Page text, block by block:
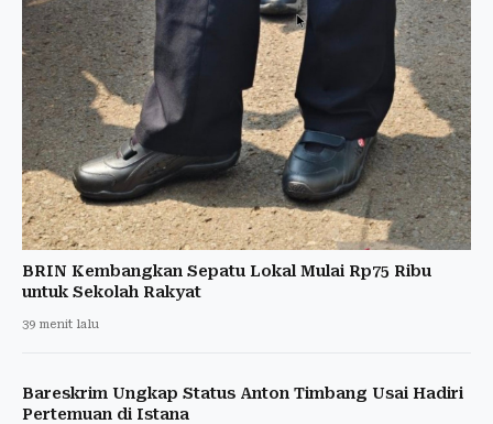
BRIN Kembangkan Sepatu Lokal Mulai Rp75 Ribu
untuk Sekolah Rakyat
39 menit lalu
Bareskrim Ungkap Status Anton Timbang Usai Hadiri
Pertemuan di Istana